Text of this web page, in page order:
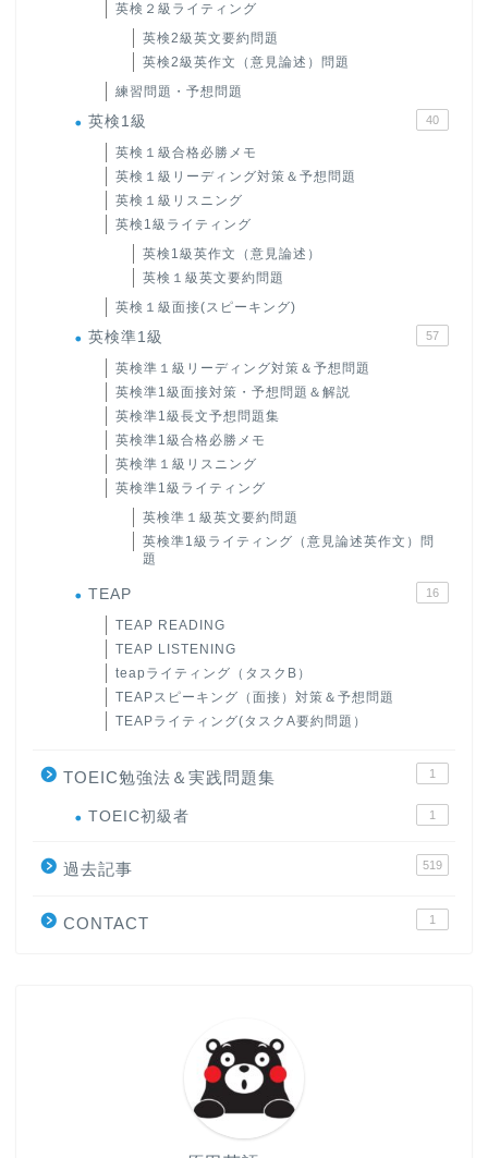
英検２級ライティング
英検2級英文要約問題
英検2級英作文（意見論述）問題
練習問題・予想問題
英検1級 40
英検１級合格必勝メモ
英検１級リーディング対策＆予想問題
英検１級リスニング
英検1級ライティング
英検1級英作文（意見論述）
英検１級英文要約問題
英検１級面接(スピーキング)
英検準1級 57
英検準１級リーディング対策＆予想問題
英検準1級面接対策・予想問題＆解説
英検準1級長文予想問題集
英検準1級合格必勝メモ
英検準１級リスニング
英検準1級ライティング
英検準１級英文要約問題
英検準1級ライティング（意見論述英作文）問
題
TEAP 16
TEAP READING
TEAP LISTENING
teapライティング（タスクB）
TEAPスピーキング（面接）対策＆予想問題
TEAPライティング(タスクA要約問題）
TOEIC勉強法＆実践問題集 1
TOEIC初級者 1
過去記事 519
CONTACT 1
大学入試英語対策講座
英語名言・格言・カッコい
い英語＆素敵な英文フレー